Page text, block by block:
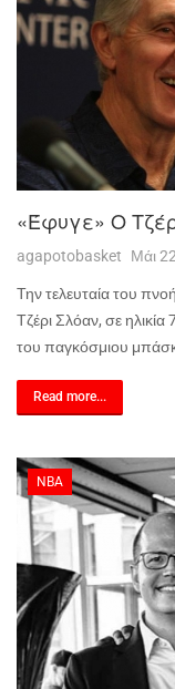
«Έφυγε» Ο
agapotobasket Μάι
Την τελευταία του
Τζέρι Σλόαν, σε
του παγκόσμιου
Read more...
NBA